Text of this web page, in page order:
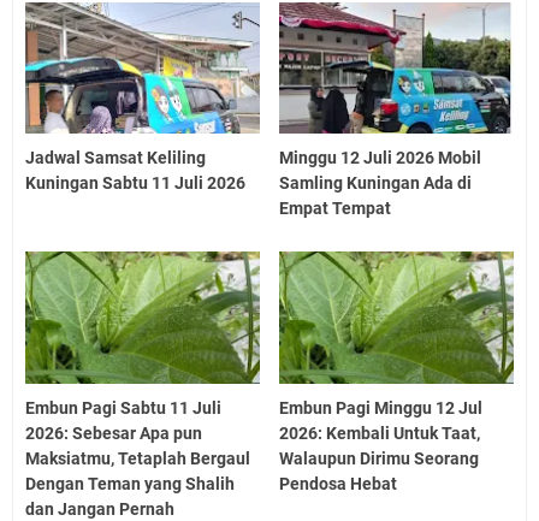
Jadwal Samsat Keliling
Kuningan Sabtu 11 Juli 2026
Minggu 12 Juli 2026 Mobil
Samling Kuningan Ada di
Empat Tempat
Embun Pagi Sabtu 11 Juli
2026: Sebesar Apa pun
Maksiatmu, Tetaplah Bergaul
Dengan Teman yang Shalih
dan Jangan Pernah
Embun Pagi Minggu 12 Jul
2026: Kembali Untuk Taat,
Walaupun Dirimu Seorang
Pendosa Hebat